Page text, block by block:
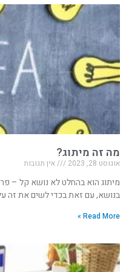
מה זה מיתוג?
אוגוסט 28, 2023 אין תגובות
מיתוג הוא בהחלט לא נושא קל –
בנושא, עם זאת בכדי לשים את זה
Read More »